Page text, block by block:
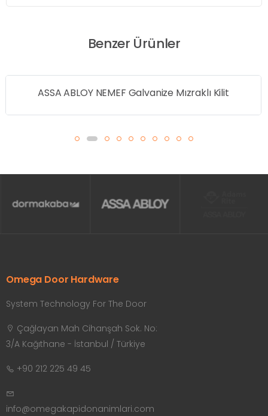
Benzer Ürünler
ASSA ABLOY NEMEF Galvanize Mızraklı Kilit
Omega Door Hardware
System Technology For The Door
Çağlayan Mah Cihanşah Sok. No:
3/A Kağıthane - İstanbul / Türkiye
+90 212 225 49 45
info@omegakapidonanimlari.com